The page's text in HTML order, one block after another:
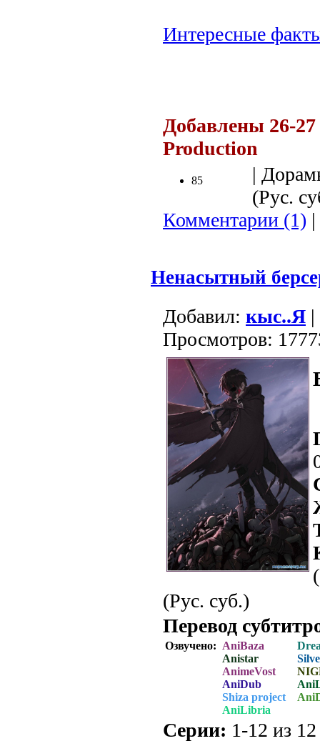
Интересные
Добавлены 26-27
Production
85
|
(Рус.
Комментарии (1) |
Ненасытный
Добавил: кыс..Я
Просмотров:
(Рус. суб.)
Перевод
Озвучено: AniBaza
Anistar
AnimeVost
AniDub
Shiza project
AniLibria
Серии: 1-12 из